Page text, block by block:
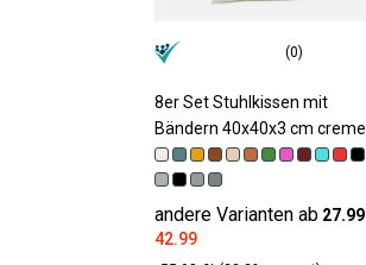
(0)
8er Set Stuhlkissen mit
Bändern 40x40x3 cm creme
andere Varianten ab 27.99
42.99